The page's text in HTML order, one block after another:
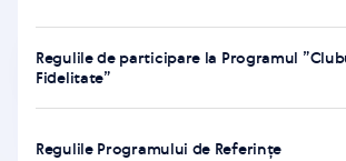
Regulile de participare la Programul
Fidelitate”
Regulile Programului de Referințe